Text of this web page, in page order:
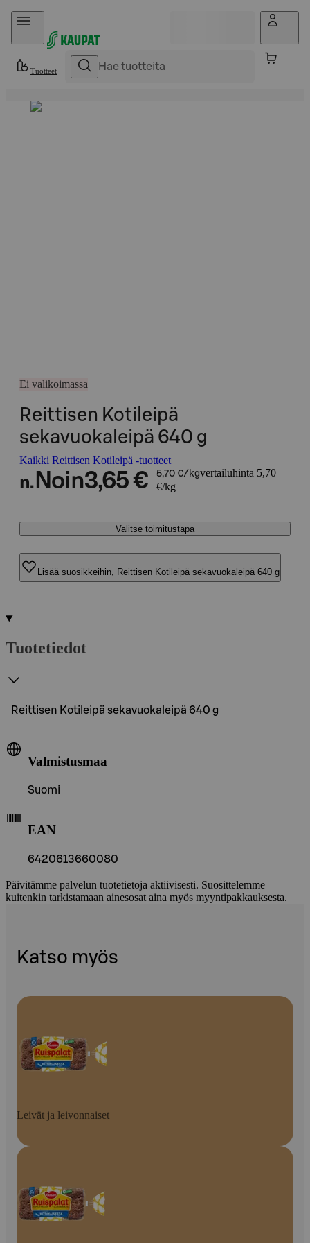
Hyppää sisältöön
Tuotteet
Ei valikoimassa
Reittisen Kotileipä
sekavuokaleipä 640 g
Kaikki Reittisen Kotileipä -tuotteet
n. Noin3,65 € 5,70 €/kgvertailuhinta 5,70
€/kg
Valitse toimitustapa
Lisää suosikkeihin, Reittisen Kotileipä sekavuokaleipä 640 g
Tuotetiedot
Reittisen Kotileipä sekavuokaleipä 640 g
Valmistusmaa
Suomi
EAN
6420613660080
Päivitämme palvelun tuotetietoja aktiivisesti. Suosittelemme
kuitenkin tarkistamaan ainesosat aina myös myyntipakkauksesta.
Katso myös
Leivät ja leivonnaiset